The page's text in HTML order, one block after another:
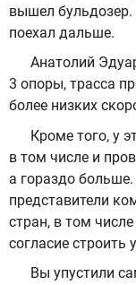
вышел бульдозер.
поехал дальше.
Анатолий
3 опоры, трасса
более низких
Кроме того, у
в том числе и
а гораздо
представители
стран, в том
согласие строить
Вы упустили